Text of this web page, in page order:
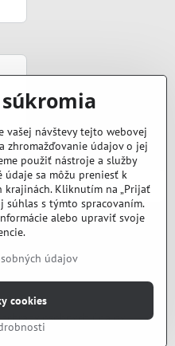
osobných údajov
BiznisWeb.sk
vašej návštevy tejto webovej
zhromažďovanie údajov o jej
použiť nástroje a služby
údaje sa môžu preniesť k
krajinách. Kliknutím na „Prijať
súhlas s týmto spracovaním.
alebo upraviť svoje
údajov
cookies